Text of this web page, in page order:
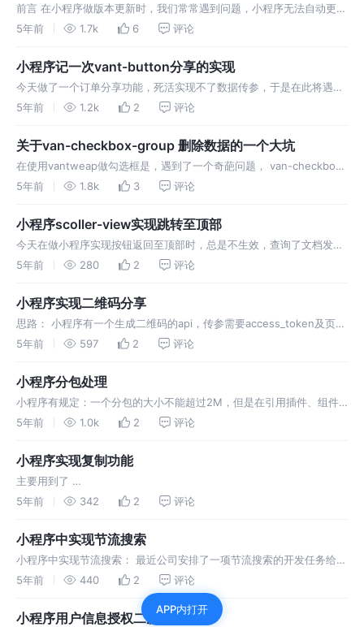
前言 在小程序做版本更新时，我们常常遇到问题，小程序无法自动更新
至最新版本，这时候需要用户删除小程序，再重新进入，这种用户体验
5年前 1.7k 6 评论
小程序记一次vant-button分享的实现
今天做了一个订单分享功能，死活实现不了数据传参，于是在此将遇到
的问题记录了下来，以便学习。。。。。。
5年前 1.2k 2 评论
关于van-checkbox-group 删除数据的一个大坑
在使用vantweap做勾选框是，遇到了一个奇葩问题， van-checkbox-
group删除数据时下一列的勾选框的勾选状态异常
5年前 1.8k 3 评论
小程序scoller-view实现跳转至顶部
今天在做小程序实现按钮返回至顶部时，总是不生效，查询了文档发现
是scoller-top的值若两次都设为相同时置顶效果不能生效，在此，自己
5年前 280 2 评论
小程序实现二维码分享
思路： 小程序有一个生成二维码的api，传参需要access_token及页面
路径和传参。。。。。。。。。。。
5年前 597 2 评论
小程序分包处理
小程序有规定：一个分包的大小不能超过2M，但是在引用插件、组件
包等之后，我们的主包很容易超过2M，因此，引出了分包
5年前 1.0k 2 评论
小程序实现复制功能
主要用到了
wx.getClipboardData。。。。。。。。。。。。。。。。。。。。。
5年前 342 2 评论
小程序中实现节流搜索
小程序中实现节流搜索： 最近公司安排了一项节流搜索的开发任务给
我，在这将节流搜索的主要代码记录在此。
5年前 440 2 评论
小程序用户信息授权二次弹窗问题
APP内打开